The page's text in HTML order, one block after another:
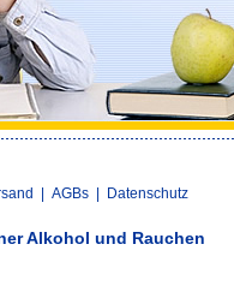
AGBs Datenschutz
Alkohol und Rauchen